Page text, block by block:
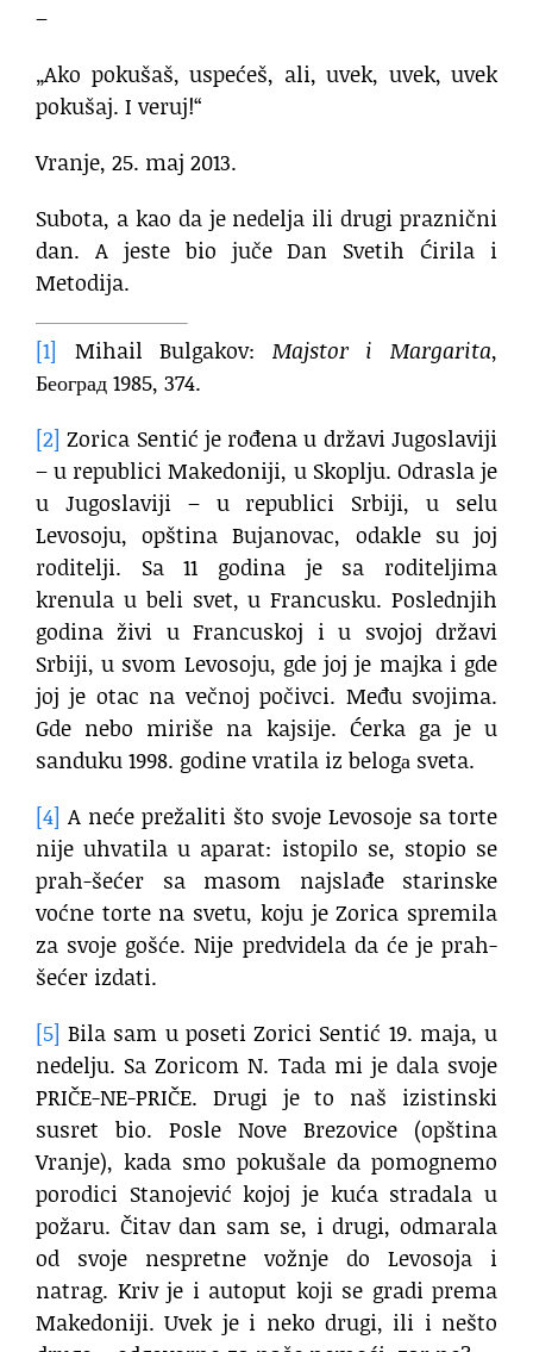
–
„Ako pokušaš, uspećeš, ali, uvek, uvek, uvek
pokušaj. I veruj!“
Vranje, 25. maj 2013.
Subota, a kao da je nedelja ili drugi praznični
dan. A jeste bio juče Dan Svetih Ćirila i
Metodija.
[1] Mihail Bulgakov: Majstor i Margarita,
Београд 1985, 374.
[2] Zorica Sentić je rođena u državi Jugoslaviji
– u republici Makedoniji, u Skoplju. Odrasla je
u Jugoslaviji – u republici Srbiji, u selu
Levosoju, opština Bujanovac, odakle su joj
roditelji. Sa 11 godina je sa roditeljima
krenula u beli svet, u Francusku. Poslednjih
godina živi u Francuskoj i u svojoj državi
Srbiji, u svom Levosoju, gde joj je majka i gde
joj je otac na večnoj počivci. Među svojima.
Gde nebo miriše na kajsije. Ćerka ga je u
sanduku 1998. godine vratila iz belogа sveta.
[4] A neće prežaliti što svoje Levosoje sa torte
nije uhvatila u aparat: istopilo se, stopio se
prah-šećer sa masom najslađe starinske
voćne torte na svetu, koju je Zorica spremila
za svoje gošće. Nije predvidela da će je prah-
šećer izdati.
[5] Bila sam u poseti Zorici Sentić 19. maja, u
nedelju. Sa Zoricom N. Tada mi je dala svoje
PRIČE-NE-PRIČE. Drugi je to naš izistinski
susret bio. Posle Nove Brezovice (opština
Vranje), kada smo pokušale da pomognemo
porodici Stanojević kojoj je kuća stradala u
požaru. Čitav dan sam se, i drugi, odmarala
od svoje nespretne vožnje do Levosoja i
natrag. Kriv je i autoput koji se gradi prema
Makedoniji. Uvek je i neko drugi, ili i nešto